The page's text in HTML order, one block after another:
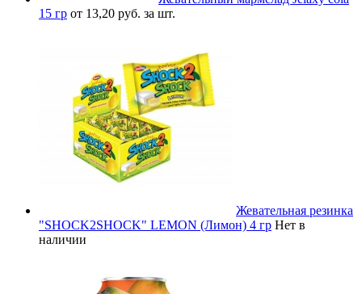
15 гр от 13,20 руб. за шт.
Жевательная резинка
"SHOCK2SHOCK" LEMON (Лимон) 4 гр Нет в
наличии